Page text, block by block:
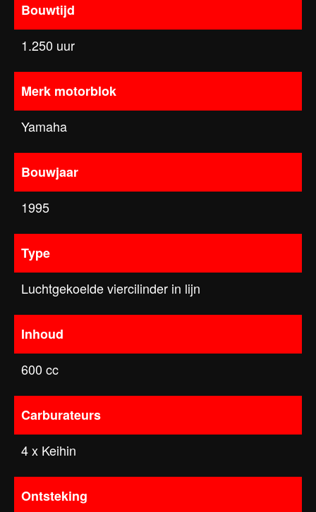
Bouwtijd
1.250 uur
Merk motorblok
Yamaha
Bouwjaar
1995
Type
Luchtgekoelde viercilinder in lijn
Inhoud
600 cc
Carburateurs
4 x Keihin
Ontsteking